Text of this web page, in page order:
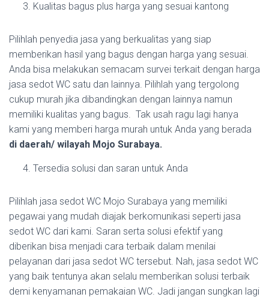
Kualitas bagus plus harga yang sesuai kantong
Pilihlah penyedia jasa yang berkualitas yang siap
memberikan hasil yang bagus dengan harga yang sesuai.
Anda bisa melakukan semacam survei terkait dengan harga
jasa sedot WC satu dan lainnya. Pilihlah yang tergolong
cukup murah jika dibandingkan dengan lainnya namun
memiliki kualitas yang bagus. Tak usah ragu lagi hanya
kami yang memberi harga murah untuk Anda yang berada
di daerah/ wilayah Mojo Surabaya.
Tersedia solusi dan saran untuk Anda
Pilihlah jasa sedot WC Mojo Surabaya yang memiliki
pegawai yang mudah diajak berkomunikasi seperti jasa
sedot WC dari kami. Saran serta solusi efektif yang
diberikan bisa menjadi cara terbaik dalam menilai
pelayanan dari jasa sedot WC tersebut. Nah, jasa sedot WC
yang baik tentunya akan selalu memberikan solusi terbaik
demi kenyamanan pemakaian WC. Jadi jangan sungkan lagi